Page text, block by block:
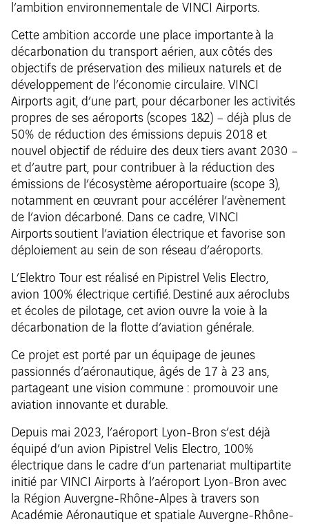
l’ambition environnementale de VINCI Airports.
Cette ambition accorde une place importante à la
décarbonation du transport aérien, aux côtés des
objectifs de préservation des milieux naturels et de
développement de l’économie circulaire. VINCI
Airports agit, d’une part, pour décarboner les activités
propres de ses aéroports (scopes 1&2) – déjà plus de
50% de réduction des émissions depuis 2018 et
nouvel objectif de réduire des deux tiers avant 2030 –
et d’autre part, pour contribuer à la réduction des
émissions de l’écosystème aéroportuaire (scope 3),
notamment en œuvrant pour accélérer l’avènement
de l’avion décarboné. Dans ce cadre, VINCI
Airports soutient l’aviation électrique et favorise son
déploiement au sein de son réseau d’aéroports.
L’Elektro Tour est réalisé en Pipistrel Velis Electro,
avion 100% électrique certifié. Destiné aux aéroclubs
et écoles de pilotage, cet avion ouvre la voie à la
décarbonation de la flotte d’aviation générale.
Ce projet est porté par un équipage de jeunes
passionnés d’aéronautique, âgés de 17 à 23 ans,
partageant une vision commune : promouvoir une
aviation innovante et durable.
Depuis mai 2023, l’aéroport Lyon-Bron s’est déjà
équipé d’un avion Pipistrel Velis Electro, 100%
électrique dans le cadre d’un partenariat multipartite
initié par VINCI Airports à l’aéroport Lyon-Bron avec
la Région Auvergne-Rhône-Alpes à travers son
Académie Aéronautique et spatiale Auvergne-Rhône-